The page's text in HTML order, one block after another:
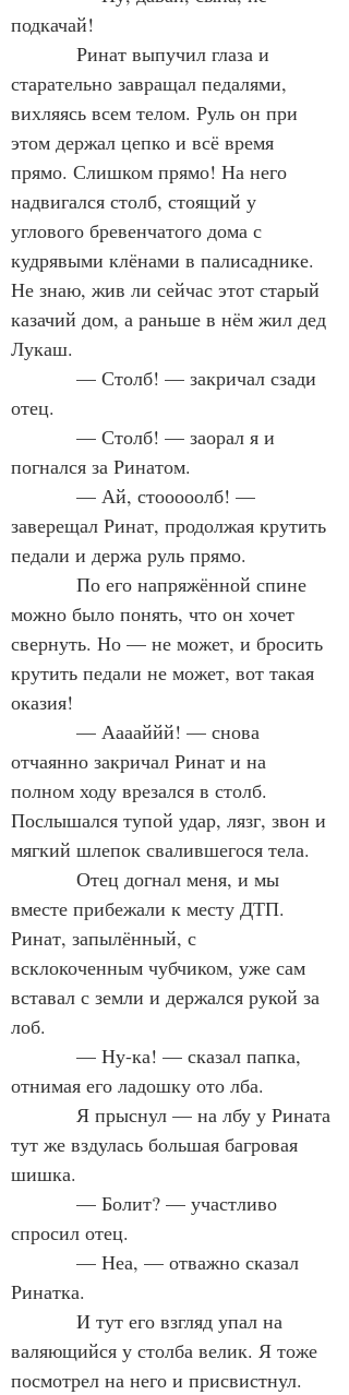
подкачай!
старательно завращал педалями,
вихляясь всем телом. Руль он при
этом держал цепко и всё время
прямо. Слишком прямо! На него
надвигался столб, стоящий у
углового бревенчатого дома с
кудрявыми клёнами в палисаднике.
Не знаю, жив ли сейчас этот старый
казачий дом, а раньше в нём жил дед
Лукаш.
отец.
погнался за Ринатом.
заверещал Ринат, продолжая крутить
педали и держа руль прямо.
можно было понять, что он хочет
свернуть. Но — не может, и бросить
крутить педали не может, вот такая
оказия!
отчаянно закричал Ринат и на
полном ходу врезался в столб.
Послышался тупой удар, лязг, звон и
мягкий шлепок свалившегося тела.
вместе прибежали к месту ДТП.
Ринат, запылённый, с
всклокоченным чубчиком, уже сам
вставал с земли и держался рукой за
лоб.
отнимая его ладошку ото лба.
тут же вздулась большая багровая
шишка.
спросил отец.
Ринатка.
валяющийся у столба велик. Я тоже
посмотрел на него и присвистнул.